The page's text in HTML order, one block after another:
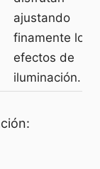
ajustando
finamente los
efectos de
iluminación.